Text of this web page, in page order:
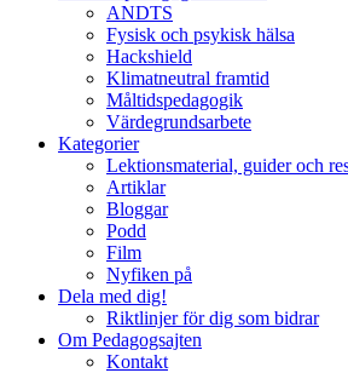
ANDTS
Fysisk och psykisk hälsa
Hackshield
Klimatneutral framtid
Måltidspedagogik
Värdegrundsarbete
Kategorier
Lektionsmaterial, guider och
Artiklar
Bloggar
Podd
Film
Nyfiken på
Dela med dig!
Riktlinjer för dig som bidrar
Om Pedagogsajten
Kontakt